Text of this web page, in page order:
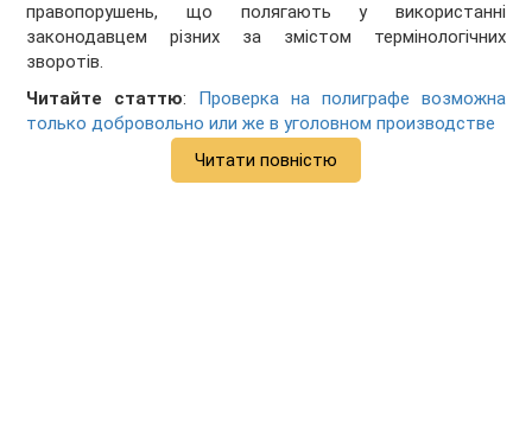
правопорушень, що полягають у використанні
законодавцем різних за змістом термінологічних
зворотів.
Читайте статтю: Проверка на полиграфе возможна
только добровольно или же в уголовном производстве
Читати повністю